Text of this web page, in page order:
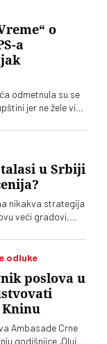
o
a
odmetnula su se
jer ne žele više
kaže za „Vreme“
Ružić za
da tendencije
i mazohizma
i u samom vrhu
u Srbiji
nikakva strategija
veći gradovi,
promena
odluke
poslova u
Kninu
Ambasade Crne
godišnjice „Oluje“